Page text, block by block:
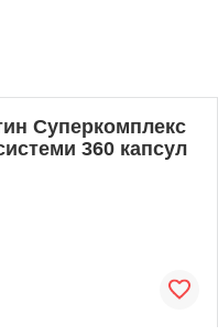
Суперкомплекс
360 капсул